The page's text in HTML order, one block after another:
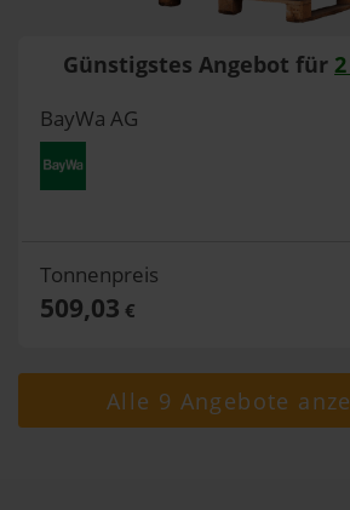
Günstigstes Angebot für
BayWa AG
Tonnenpreis
509,03 €
Alle 9 Angebote